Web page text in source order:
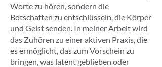
Worte zu hören, sondern die
Botschaften zu entschlüsseln, die Körper
und Geist senden. In meiner Arbeit wird
das Zuhören zu einer aktiven Praxis, die
es ermöglicht, das zum Vorschein zu
bringen, was latent geblieben oder